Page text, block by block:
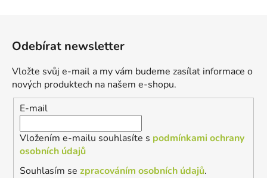
Odebírat newsletter
Vložte svůj e-mail a my vám budeme zasílat informace o
nových produktech na našem e-shopu.
E-mail
Vložením e-mailu souhlasíte s podmínkami ochrany
osobních údajů
Souhlasím se zpracováním osobních údajů.